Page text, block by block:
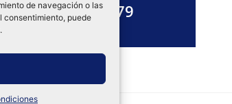
de navegación o las
consentimiento, puede
55 1328 13 79
Facebook-
Instagram
Linkedin-